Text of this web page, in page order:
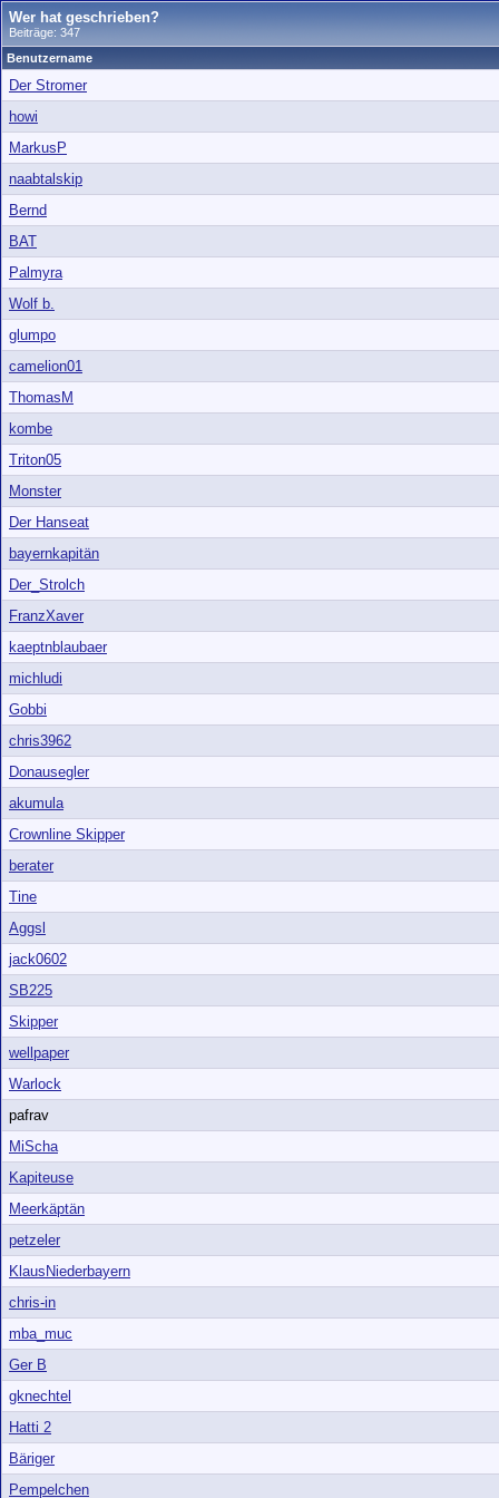
Wer hat geschrieben?
Beiträge: 347
Benutzername
Der Stromer
howi
MarkusP
naabtalskip
Bernd
BAT
Palmyra
Wolf b.
glumpo
camelion01
ThomasM
kombe
Triton05
Monster
Der Hanseat
bayernkapitän
Der_Strolch
FranzXaver
kaeptnblaubaer
michludi
Gobbi
chris3962
Donausegler
akumula
Crownline Skipper
berater
Tine
Aggsl
jack0602
SB225
Skipper
wellpaper
Warlock
pafrav
MiScha
Kapiteuse
Meerkäptän
petzeler
KlausNiederbayern
chris-in
mba_muc
Ger B
gknechtel
Hatti 2
Bäriger
Pempelchen